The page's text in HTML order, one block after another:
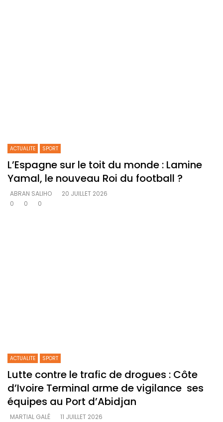
ACTUALITE SPORT
L’Espagne sur le toit du monde : Lamine
Yamal, le nouveau Roi du football ?
ABRAN SALIHO
20 JUILLET 2026
0
0 0
ACTUALITE SPORT
Lutte contre le trafic de drogues : Côte
d’Ivoire Terminal arme de vigilance ses
équipes au Port d’Abidjan
MARTIAL GALÉ
11 JUILLET 2026